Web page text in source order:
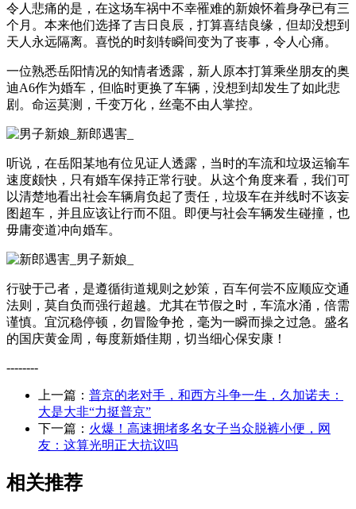
令人悲痛的是，在这场车祸中不幸罹难的新娘怀着身孕已有三
个月。本来他们选择了吉日良辰，打算喜结良缘，但却没想到
天人永远隔离。喜悦的时刻转瞬间变为了丧事，令人心痛。
一位熟悉岳阳情况的知情者透露，新人原本打算乘坐朋友的奥
迪A6作为婚车，但临时更换了车辆，没想到却发生了如此悲
剧。命运莫测，千变万化，丝毫不由人掌控。
听说，在岳阳某地有位见证人透露，当时的车流和垃圾运输车
速度颇快，只有婚车保持正常行驶。从这个角度来看，我们可
以清楚地看出社会车辆肩负起了责任，垃圾车在并线时不该妄
图超车，并且应该让行而不阻。即便与社会车辆发生碰撞，也
毋庸变道冲向婚车。
行驶于己者，是遵循街道规则之妙策，百车何尝不应顺应交通
法则，莫自负而强行超越。尤其在节假之时，车流水涌，倍需
谨慎。宜沉稳停顿，勿冒险争抢，毫为一瞬而操之过急。盛名
的国庆黄金周，每度新婚佳期，切当细心保安康！
--------
上一篇： 普京的老对手，和西方斗争一生，久加诺夫：
大是大非“力挺普京”
下一篇： 火爆！高速拥堵多名女子当众脱裤小便，网
友：这算光明正大抗议吗
相关推荐